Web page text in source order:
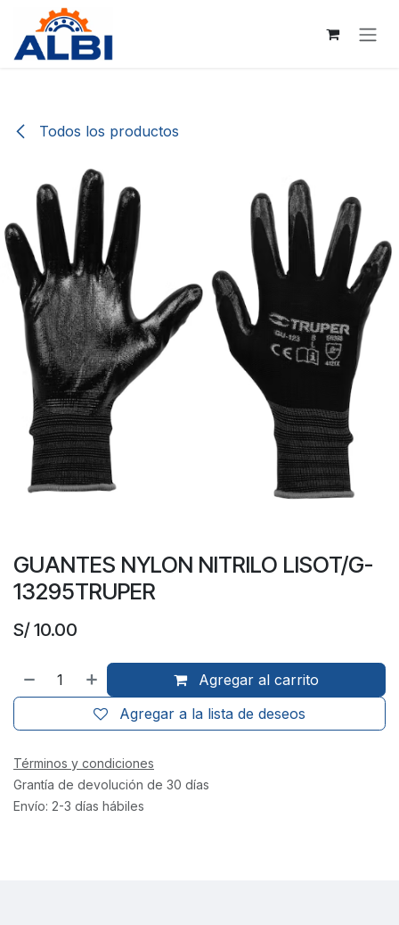
Ir al contenido
Todos los productos
GUANTES NYLON NITRILO LISOT/G-
13295TRUPER
S/10.00
Agregar al carrito
Agregar a la lista de deseos
Términos y condiciones
Grantía de devolución de 30 días
Envío: 2-3 días hábiles